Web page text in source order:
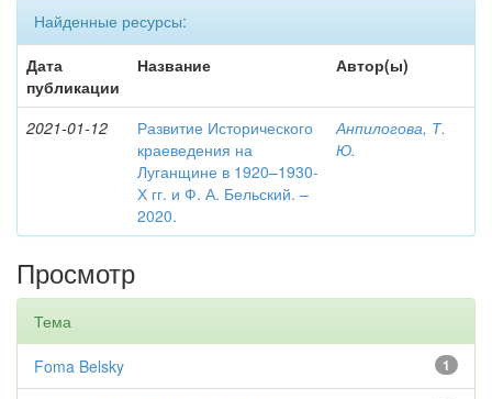
Найденные ресурсы:
Дата
публикации
Название Автор(ы)
2021-01-12
Развитие Исторического
краеведения на
Луганщине в 1920–1930-
Х гг. и Ф. А. Бельский. –
2020.
Анпилогова, Т.
Ю.
Просмотр
Тема
1
Foma Belsky